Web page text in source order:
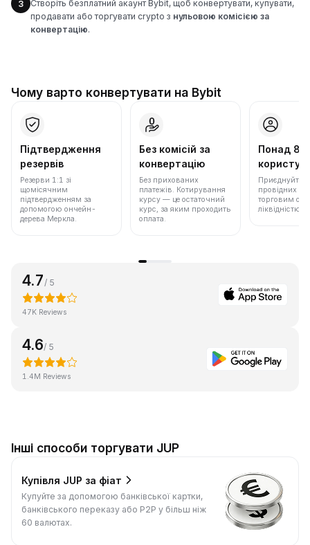
3
Створіть безплатний акаунт Bybit, щоб конвертувати, купувати,
продавати або торгувати crypto з нульовою комісією за
конвертацію.
Чому варто конвертувати на Bybit
Підтвердження
резервів
Резерви 1:1 зі
щомісячним
підтвердженням за
допомогою ончейн-
дерева Меркла.
Без комісій за
конвертацію
Без прихованих
платежів. Котирування
курсу — це остаточний
курс, за яким проходить
оплата.
Понад 86
Приєднуйтеся
провідних
торговим
ліквідністю.
4.7 / 5
47K Reviews
4.6/ 5
1.4M Reviews
Інші способи торгувати JUP
Купівля JUP за фіат
Купуйте за допомогою банківської картки,
банківського переказу або P2P у більш ніж
60 валютах.